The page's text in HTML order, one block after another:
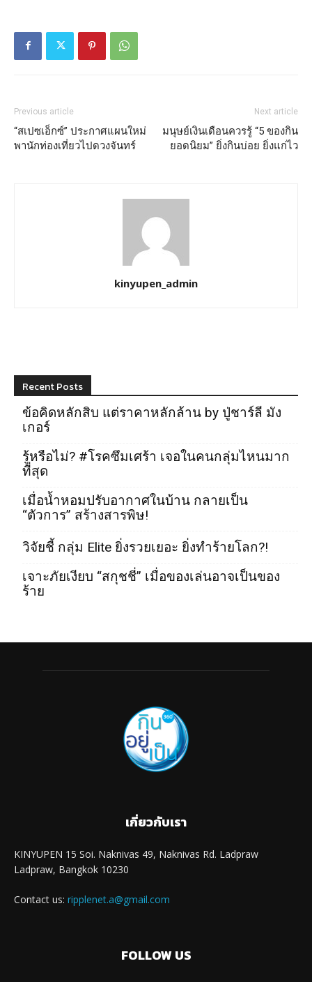
Previous article
“สเปซเอ็กซ์” ประกาศแผนใหม่
พานักท่องเที่ยวไปดวงจันทร์
Next article
มนุษย์เงินเดือนควรรู้ “5 ของกิน
ยอดนิยม” ยิ่งกินบ่อย ยิ่งแก่ไว
kinyupen_admin
Recent Posts
ข้อคิดหลักสิบ แต่ราคาหลักล้าน by ปู่ชาร์ลี มัง
เกอร์
รู้หรือไม่? #โรคซึมเศร้า เจอในคนกลุ่มไหนมาก
ที่สุด
เมื่อน้ำหอมปรับอากาศในบ้าน กลายเป็น
“ตัวการ” สร้างสารพิษ!
วิจัยชี้ กลุ่ม Elite ยิ่งรวยเยอะ ยิ่งทำร้ายโลก?!
เจาะภัยเงียบ “สกุชชี่” เมื่อของเล่นอาจเป็นของ
ร้าย
เกี่ยวกับเรา
KINYUPEN 15 Soi. Naknivas 49, Naknivas Rd. Ladpraw
Ladpraw, Bangkok 10230
Contact us: ripplenet.a@gmail.com
FOLLOW US